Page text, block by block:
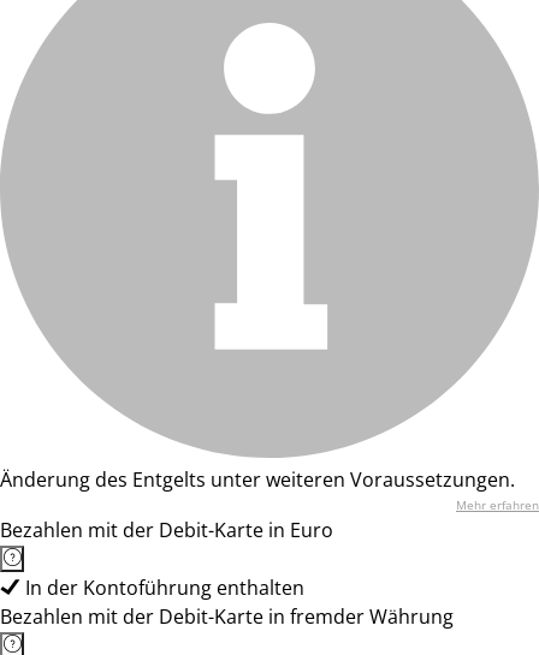
Änderung des Entgelts unter weiteren Voraussetzungen.
Mehr erfahren
Bezahlen mit der Debit-Karte in Euro
In der Kontoführung enthalten
Bezahlen mit der Debit-Karte in fremder Währung